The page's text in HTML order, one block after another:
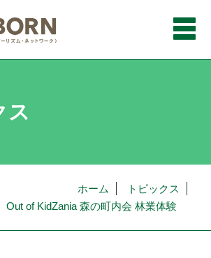
メ
ス
ホーム
トピックス
Out of KidZania 森の町内会 林業体験